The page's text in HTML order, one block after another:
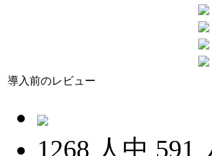
導入前のレビュー
1268 人中 591